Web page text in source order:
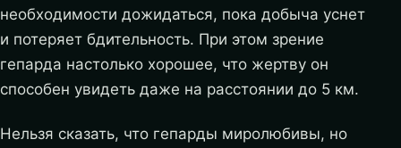
необходимости дожидаться, пока добыча уснет
и потеряет бдительность. При этом зрение
гепарда настолько хорошее, что жертву он
способен увидеть даже на расстоянии до 5 км.
Нельзя сказать, что гепарды миролюбивы, но